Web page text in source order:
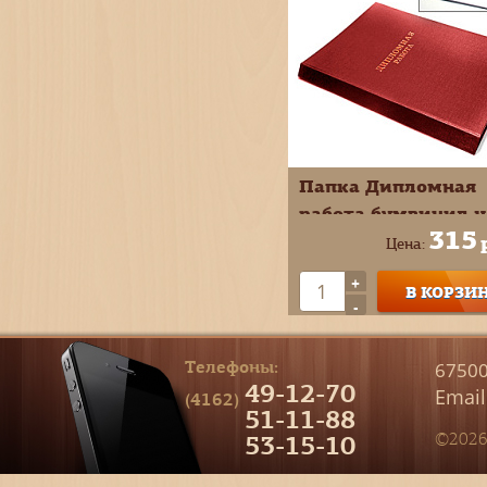
Папка Дипломная
работа бумвинил
красный 10ДР01к
Цена: 315
+
-
В
Телефоны:
(4162) 49-12-70
51-11-88
53-15-10